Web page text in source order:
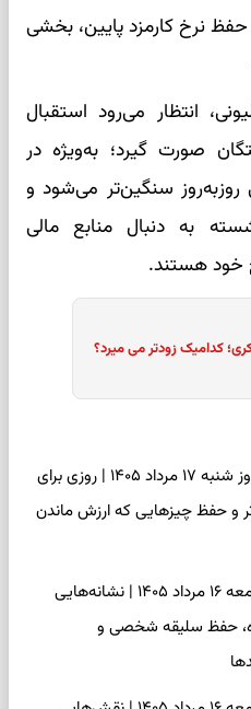
نرخ کارمزد پایین، بخشی
ثبت‌نام وام ۷۵ میلیونی، انتظار می‌رود استقبال
صورت گیرد؛ به‌ویژه در
سنگین‌تر می‌شود و
به دنبال منابع مالی
خود هستند.
کدامیک زودتر می میرد؟
فال سرنوشت امروز شنبه ۱۷ مرداد ۱۴۰۵ | روزی برای
و حفظ چیزهایی که ارزش ماندن
فال اسم امروز جمعه ۱۶ مرداد ۱۴۰۵ | نشانه‌هایی
حفظ سلیقه شخصی و